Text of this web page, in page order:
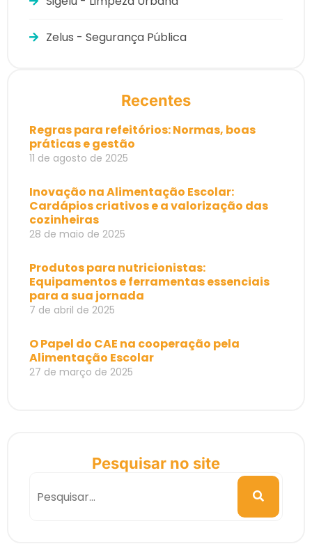
Zelus - Segurança Pública
Recentes
Regras para refeitórios: Normas, boas
práticas e gestão
11 de agosto de 2025
Inovação na Alimentação Escolar:
Cardápios criativos e a valorização das
cozinheiras
28 de maio de 2025
Produtos para nutricionistas:
Equipamentos e ferramentas essenciais
para a sua jornada
7 de abril de 2025
O Papel do CAE na cooperação pela
Alimentação Escolar
27 de março de 2025
Pesquisar no site